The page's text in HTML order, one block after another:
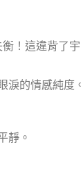
衡！這違背了
淚的情感純度
靜。